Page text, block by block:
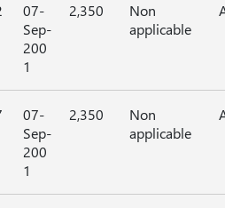
07-
Sep-
200
1
2,350
Non
applicable
07-
Sep-
200
1
2,350
Non
applicable